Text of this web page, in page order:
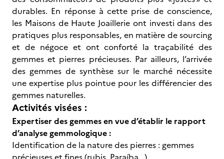
durables. En réponse à cette prise de conscience,
les Maisons de Haute Joaillerie ont investi dans des
pratiques plus responsables, en matière de sourcing
et de négoce et ont conforté la traçabilité des
gemmes et pierres précieuses. Par ailleurs, l’arrivée
des gemmes de synthèse sur le marché nécessite
une expertise plus pointue pour les différencier des
gemmes naturelles.
Activités visées :
Expertiser des gemmes en vue d’établir le rapport
d’analyse gemmologique :
Identification de la nature des pierres : gemmes